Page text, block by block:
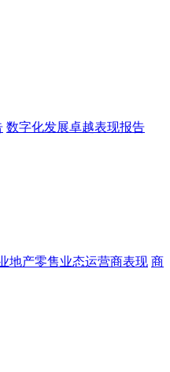
数字化发展卓越表现报告
地产零售业态运营商表现 商